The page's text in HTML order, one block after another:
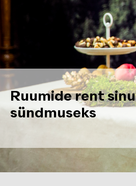
Ruumide rent sinu
sündmuseks